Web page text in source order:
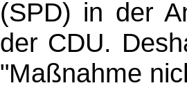
(SPD) in der
der CDU.
"Maßnahme